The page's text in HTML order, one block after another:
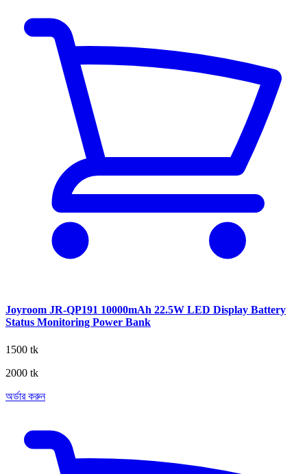
Joyroom JR-QP191 10000mAh 22.5W LED Display Battery
Status Monitoring Power Bank
1500 tk
2000 tk
অর্ডার করুন